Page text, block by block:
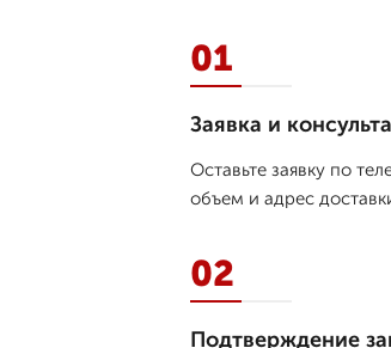
01
Заявка и
Оставьте заявку по
объем и адрес
02
Подтверждение